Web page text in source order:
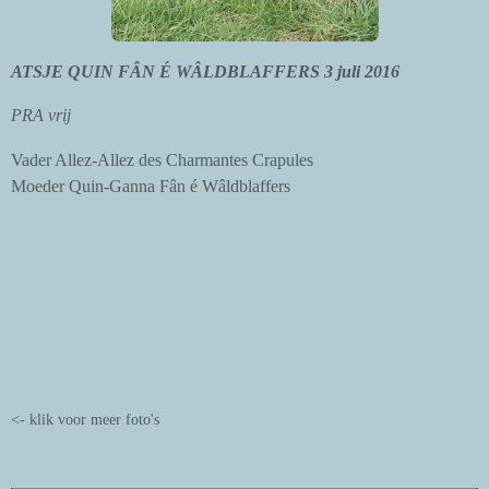
ATSJE QUIN FÂN É WÂLDBLAFFERS 3 juli 2016
PRA vrij
Vader Allez-Allez des Charmantes Crapules
Moeder Quin-Ganna Fân é Wâldblaffers
<- klik voor meer foto's